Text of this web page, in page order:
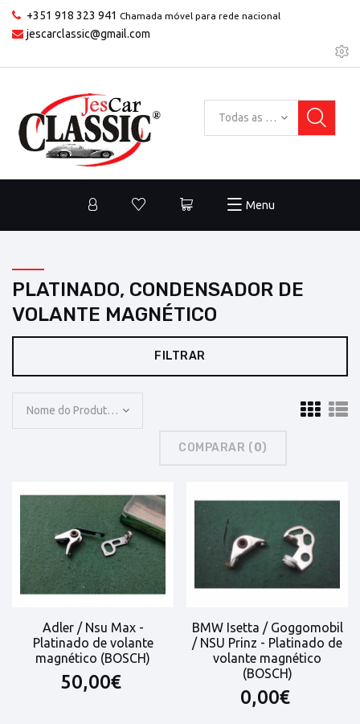
+351 918 323 941 Chamada móvel para rede nacional
jescarclassic@gmail.com
Todas as categorias
Menu
PLATINADO, CONDENSADOR DE
VOLANTE MAGNÉTICO
FILTRAR
Nome do Produto: A a Z
COMPARAR (0)
Adler / Nsu Max -
Platinado de volante
magnético (BOSCH)
50,00€
BMW Isetta / Goggomobil
/ NSU Prinz - Platinado de
volante magnético
(BOSCH)
0,00€